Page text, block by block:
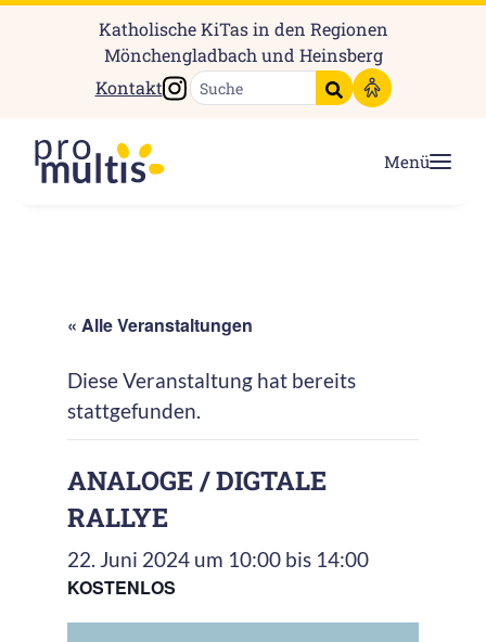
Katholische KiTas in den Regionen
Mönchengladbach und Heinsberg
Kontakt
Instagram
Suche starten
Menü
« Alle Veranstaltungen
Diese Veranstaltung hat bereits
stattgefunden.
ANALOGE / DIGTALE
RALLYE
22. Juni 2024 um 10:00 bis 14:00
KOSTENLOS